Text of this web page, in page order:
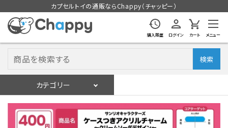
カプセルトイの通販ならChappy（チャッピー）
購入履歴 ログイン カート メニュー
検索
カテゴリー
ログイン 会員登録